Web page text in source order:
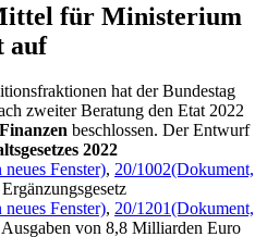
für Ministerium
auf
hat der Bundestag
zweiter Beratung den Etat 2022
beschlossen. Der Entwurf
2022
Fenster), 20/1002(Dokument,
Fenster), 20/1201(Dokument,
Ausgaben von 8,8 Milliarden Euro